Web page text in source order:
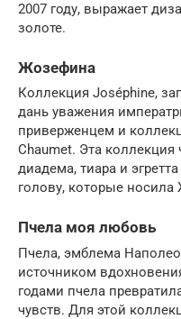
2007 году, выражает
золоте.
Жозефина
Коллекция Joséphine,
дань уважения
приверженцем и
Chaumet. Эта коллекция
диадема, тиара и
голову, которые
Пчела моя любовь
Пчела, эмблема
источником
годами пчела
чувств. Для этой